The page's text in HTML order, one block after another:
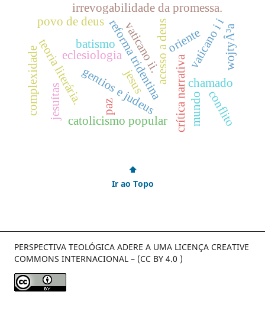
acesso a deus
jesus
gentios e judeus
irrevogabilidade da promessa.
catolicismo popular
reforma tridentinaoriente
eclesiologia crítica narrativa
teoria literária. chamado
povo de deus
complexidade vaticano ii. vaticano i i
conflito
paz mundo
jesuítas
wojtyÂ³a
batismo
⬆
Ir ao Topo
PERSPECTIVA TEOLÓGICA ADERE A UMA LICENÇA CREATIVE
COMMONS INTERNACIONAL – (CC BY 4.0 )